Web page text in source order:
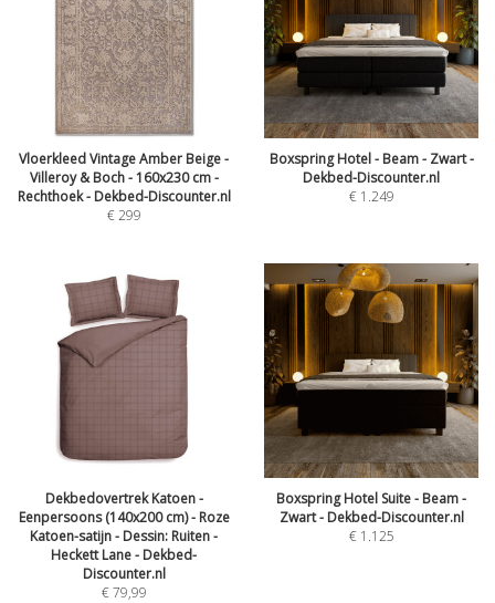
Vloerkleed Vintage Amber Beige -
Villeroy & Boch - 160x230 cm -
Rechthoek - Dekbed-Discounter.nl
€299
Boxspring Hotel - Beam - Zwart -
Dekbed-Discounter.nl
€ 1.249
Dekbedovertrek Katoen -
Eenpersoons (140x200 cm) - Roze
Katoen-satijn - Dessin: Ruiten -
Heckett Lane - Dekbed-
Discounter.nl
€79,99
Boxspring Hotel Suite - Beam -
Zwart - Dekbed-Discounter.nl
€ 1.125